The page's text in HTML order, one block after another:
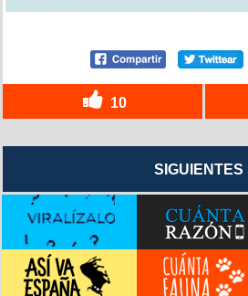
10
SIGUIENTES